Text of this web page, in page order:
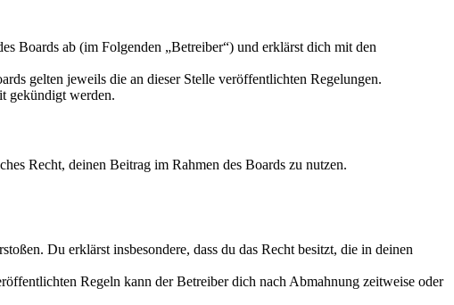
Boards ab (im Folgenden „Betreiber“) und erklärst dich mit den
gelten jeweils die an dieser Stelle veröffentlichten Regelungen.
gekündigt werden.
Recht, deinen Beitrag im Rahmen des Boards zu nutzen.
Du erklärst insbesondere, dass du das Recht besitzt, die in deinen
Regeln kann der Betreiber dich nach Abmahnung zeitweise oder